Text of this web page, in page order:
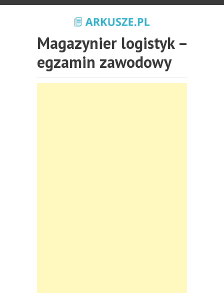
Magazynier logistyk –
egzamin zawodowy